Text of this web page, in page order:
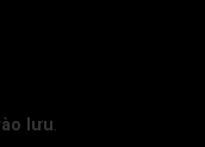
lưu.